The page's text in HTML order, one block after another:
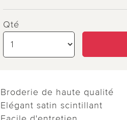
Qté
Broderie de haute qualité
Elégant satin scintillant